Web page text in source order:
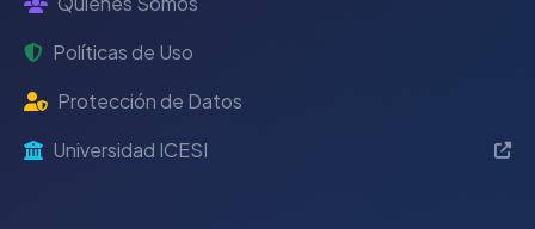
Políticas de Uso
Protección de Datos
Universidad ICESI